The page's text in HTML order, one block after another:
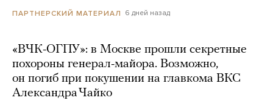
ПАРТНЕРСКИЙ МАТЕРИАЛ 6 дней назад
«ВЧК-ОГПУ»: в Москве прошли секретные
похороны генерал-майора. Возможно,
он погиб при покушении на главкома ВКС
Александра Чайко